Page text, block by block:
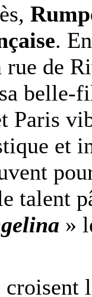
.
rue de
Paris
et
talent
»